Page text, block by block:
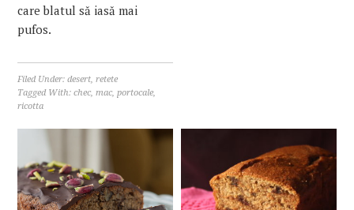
care blatul să iasă mai
pufos.
Filed Under:desert,retete
Tagged With:chec,mac,portocale,
ricotta